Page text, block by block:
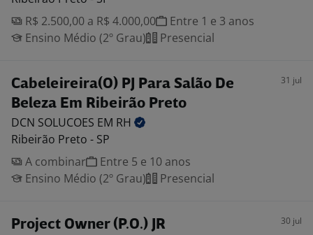
R$ 2.500,00 a R$ 4.000,00
Entre 1 e 3 anos
Ensino Médio (2º Grau)
Presencial
Cabeleireira(O) PJ Para Salão De
Beleza Em Ribeirão Preto
31 jul
DCN SOLUCOES EM RH
Ribeirão Preto - SP
A combinar
Entre 5 e 10 anos
Ensino Médio (2º Grau)
Presencial
Project Owner (P.O.) JR 30 jul